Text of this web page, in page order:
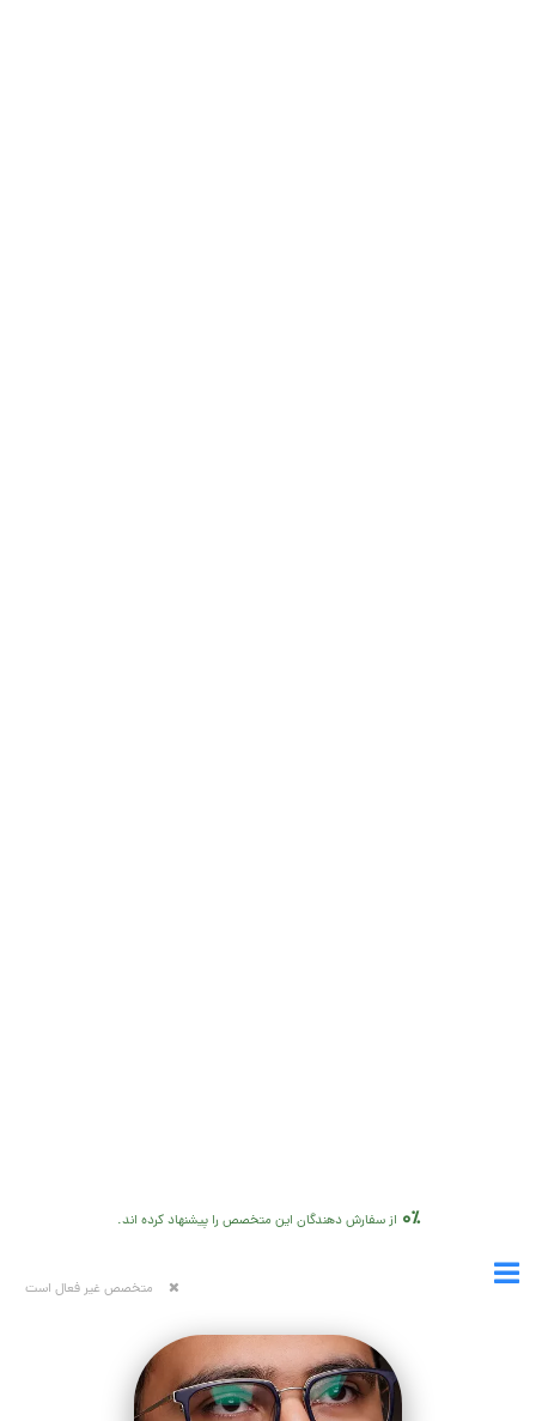
0٪ از سفارش دهندگان این متخصص را پیشنهاد کرده اند.
متخصص غیر فعال است